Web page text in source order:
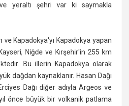
yeraltı şehri var ki saymakla
ve Kapadokya'yı Kapadokya yapan
Niğde ve Kırşehir'in 255 km
Bu illerin Kapadokya olarak
dağdan kaynaklanır. Hasan Dağı
Dağı diğer adıyla Argeos ve
önce büyük bir volkanik patlama